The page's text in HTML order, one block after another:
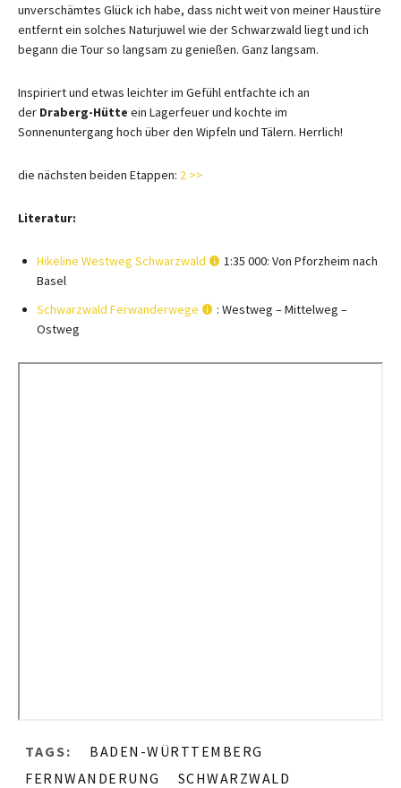
unverschämtes Glück ich habe, dass nicht weit von meiner Haustüre
entfernt ein solches Naturjuwel wie der Schwarzwald liegt und ich
begann die Tour so langsam zu genießen. Ganz langsam.
Inspiriert und etwas leichter im Gefühl entfachte ich an
der Draberg-Hütte ein Lagerfeuer und kochte im
Sonnenuntergang hoch über den Wipfeln und Tälern. Herrlich!
die nächsten beiden Etappen: 2 >>
Literatur:
Hikeline Westweg Schwarzwald
1:35 000: Von Pforzheim nach
Basel
Schwarzwald Ferwanderwege
: Westweg – Mittelweg –
Ostweg
TAGS:
BADEN-WÜRTTEMBERG
FERNWANDERUNG
SCHWARZWALD